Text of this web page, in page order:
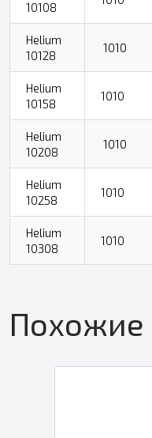
10108
Helium
10128
1010
Helium
10158
1010
Helium
10208
1010
Helium
10258
1010
Helium
10308
1010
Похожие